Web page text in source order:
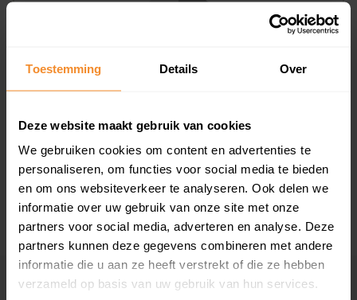
Toestemming Details Over
Deze website maakt gebruik van cookies
We gebruiken cookies om content en advertenties te
personaliseren, om functies voor social media te bieden
en om ons websiteverkeer te analyseren. Ook delen we
informatie over uw gebruik van onze site met onze
partners voor social media, adverteren en analyse. Deze
partners kunnen deze gegevens combineren met andere
informatie die u aan ze heeft verstrekt of die ze hebben
verzameld op basis van uw gebruik van hun services.
1981 - 2007
0%
2008 of later
25%
Inwoners